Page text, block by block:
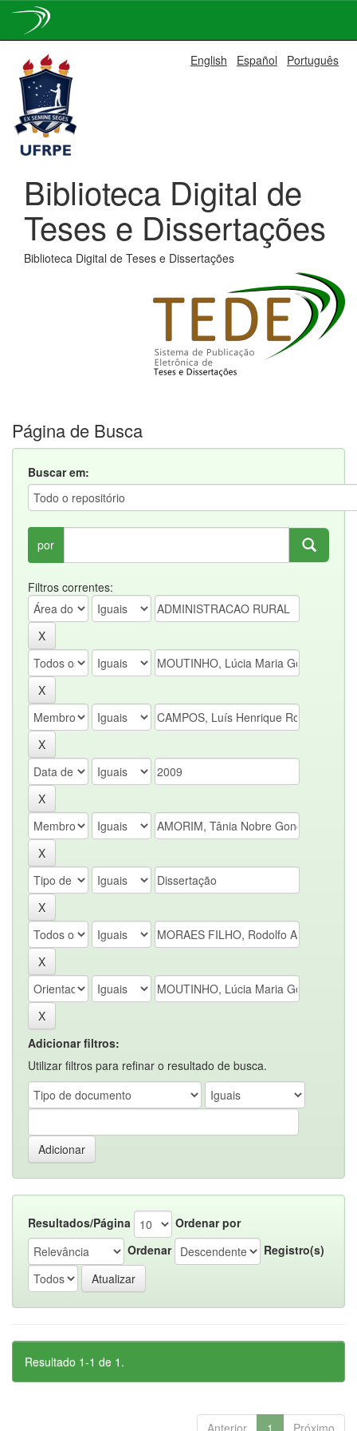
navigation
English Español Português
Biblioteca Digital de
Teses e Dissertações
Biblioteca Digital de Teses e Dissertações
Página de Busca
Buscar em:
por
Filtros correntes:
Adicionar filtros:
Utilizar filtros para refinar o resultado de busca.
Resultados/Página
Ordenar por
Ordenar
Registro(s)
Resultado 1-1 de 1.
Anterior 1 Próximo